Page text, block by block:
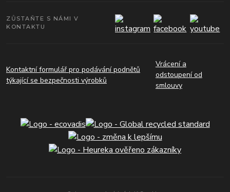
ZŮSTAŇTE S NÁMI V
KONTAKTU
Kontaktní formulář pro podávání podnětů
týkající se bezpečnosti výrobků
Vrácení a
odstoupení od
smlouvy